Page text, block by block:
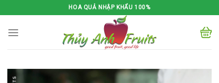
to
content
HOA QUẢ NHẬP KHẨU 100%